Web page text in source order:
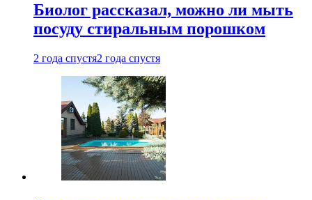
Биолог рассказал, можно ли мыть
посуду стиральным порошком
2 года спустя2 года спустя